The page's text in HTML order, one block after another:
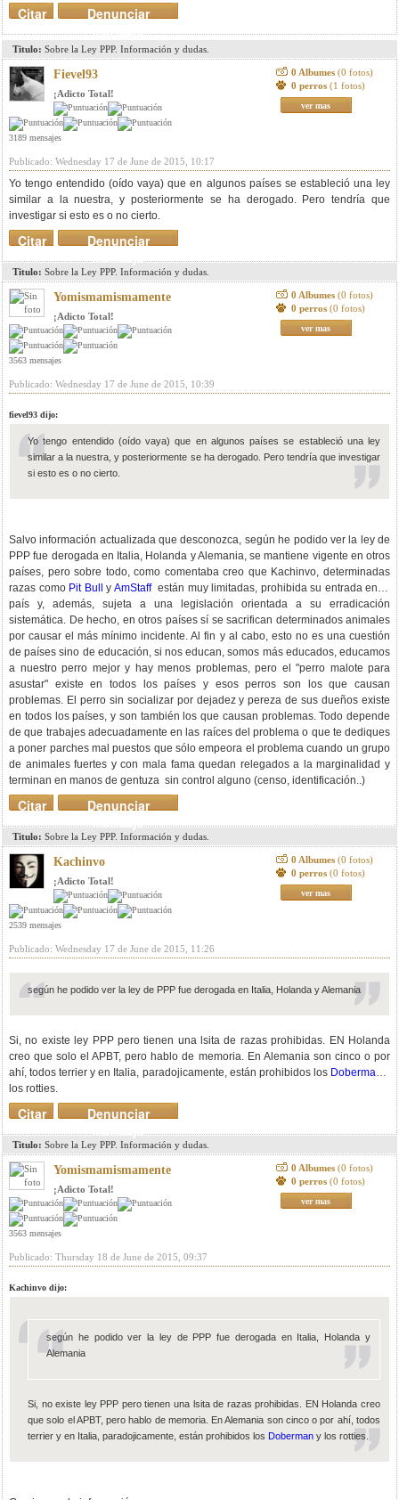
Denunciar
mensaje
Citar
Titulo: Sobre la Ley PPP. Información y dudas.
Fievel93
¡Adicto Total!
3189 mensajes
0 Albumes (0 fotos)
0 perros (1 fotos)
ver mas
Publicado: Wednesday 17 de June de 2015, 10:17
Yo tengo entendido (oído vaya) que en algunos países se estableció una ley
similar a la nuestra, y posteriormente se ha derogado. Pero tendría que
investigar si esto es o no cierto.
Denunciar
mensaje
Citar
Titulo: Sobre la Ley PPP. Información y dudas.
Yomismamismamente
¡Adicto Total!
3563 mensajes
0 Albumes (0 fotos)
0 perros (0 fotos)
ver mas
Publicado: Wednesday 17 de June de 2015, 10:39
fievel93 dijo:
Yo tengo entendido (oído vaya) que en algunos países se estableció una ley
similar a la nuestra, y posteriormente se ha derogado. Pero tendría que investigar
si esto es o no cierto.
Salvo información actualizada que desconozca, según he podido ver la ley de
PPP fue derogada en Italia, Holanda y Alemania, se mantiene vigente en otros
países, pero sobre todo, como comentaba creo que Kachinvo, determinadas
razas como Pit Bull y AmStaffestán muy limitadas, prohibida su entrada en el
país y, además, sujeta a una legislación orientada a su erradicación
sistemática. De hecho, en otros países sí se sacrifican determinados animales
por causar el más mínimo incidente. Al fin y al cabo, esto no es una cuestión
de países sino de educación, si nos educan, somos más educados, educamos
a nuestro perro mejor y hay menos problemas, pero el "perro malote para
asustar" existe en todos los países y esos perros son los que causan
problemas. El perro sin socializar por dejadez y pereza de sus dueños existe
en todos los países, y son también los que causan problemas. Todo depende
de que trabajes adecuadamente en las raíces del problema o que te dediques
a poner parches mal puestos que sólo empeora el problema cuando un grupo
de animales fuertes y con mala fama quedan relegados a la marginalidad y
terminan en manos de gentuza sin control alguno (censo, identificación..)
Denunciar
mensaje
Citar
Titulo: Sobre la Ley PPP. Información y dudas.
Kachinvo
¡Adicto Total!
2539 mensajes
0 Albumes (0 fotos)
0 perros (0 fotos)
ver mas
Publicado: Wednesday 17 de June de 2015, 11:26
según he podido ver la ley de PPP fue derogada en Italia, Holanda y Alemania
Si, no existe ley PPP pero tienen una lsita de razas prohibidas. EN Holanda
creo que solo el APBT, pero hablo de memoria. En Alemania son cinco o por
ahí, todos terrier y en Italia, paradojicamente, están prohibidos los Doberman y
los rotties.
Denunciar
mensaje
Citar
Titulo: Sobre la Ley PPP. Información y dudas.
Yomismamismamente
¡Adicto Total!
3563 mensajes
0 Albumes (0 fotos)
0 perros (0 fotos)
ver mas
Publicado: Thursday 18 de June de 2015, 09:37
Kachinvo dijo:
según he podido ver la ley de PPP fue derogada en Italia, Holanda y
Alemania
Si, no existe ley PPP pero tienen una lsita de razas prohibidas. EN Holanda creo
que solo el APBT, pero hablo de memoria. En Alemania son cinco o por ahí, todos
terrier y en Italia, paradojicamente, están prohibidos los Doberman y los rotties.